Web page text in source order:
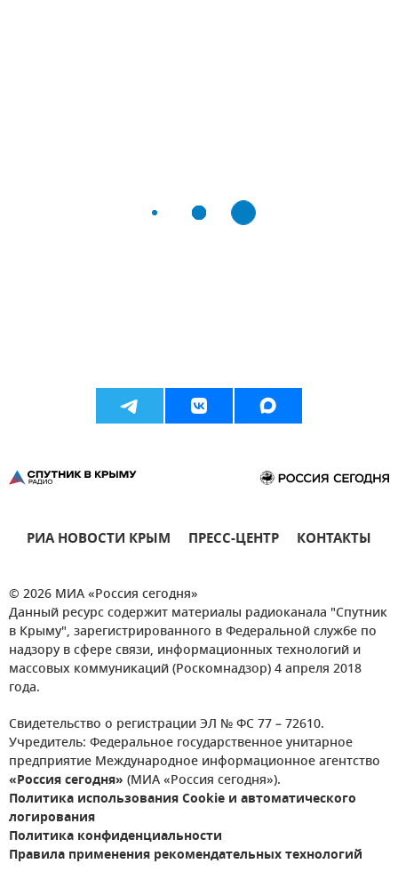
РИА НОВОСТИ КРЫМ ПРЕСС-ЦЕНТР КОНТАКТЫ
© 2026 МИА «Россия сегодня»
Данный ресурс содержит материалы радиоканала "Спутник
в Крыму", зарегистрированного в Федеральной службе по
надзору в сфере связи, информационных технологий и
массовых коммуникаций (Роскомнадзор) 4 апреля 2018
года.
Свидетельство о регистрации ЭЛ № ФС 77 – 72610.
Учредитель: Федеральное государственное унитарное
предприятие Международное информационное агентство
«Россия сегодня» (МИА «Россия сегодня»).
Политика использования Cookie и автоматического
логирования
Политика конфиденциальности
Правила применения рекомендательных технологий